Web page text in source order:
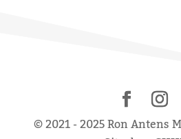
© 2021 - 2025 Ron Antens